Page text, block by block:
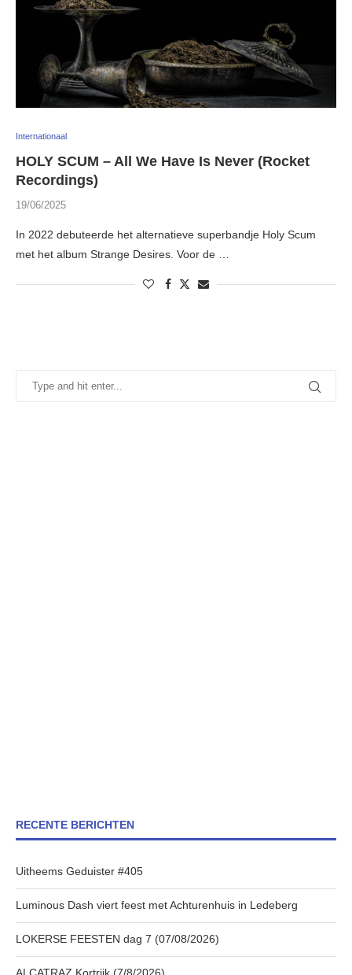
Internationaal
HOLY SCUM – All We Have Is Never (Rocket
Recordings)
19/06/2025
In 2022 debuteerde het alternatieve superbandje Holy Scum
met het album Strange Desires. Voor de …
RECENTE BERICHTEN
Uitheems Geduister #405
Luminous Dash viert feest met Achturenhuis in Ledeberg
LOKERSE FEESTEN dag 7 (07/08/2026)